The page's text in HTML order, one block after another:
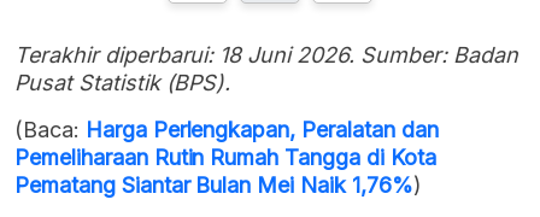
Terakhir diperbarui: 18 Juni 2026. Sumber: Badan
Pusat Statistik (BPS).
(Baca: Harga Perlengkapan, Peralatan dan
Pemeliharaan Rutin Rumah Tangga di Kota
Pematang Siantar Bulan Mei Naik 1,76%)